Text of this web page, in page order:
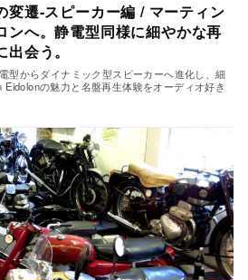
変遷-スピーカー編 / マーティン
ンへ。静電型同様に細やかな再
会う。
型からダイナミック型スピーカーへ進化し、細
の魅力と名盤再生体験をオーディオ好き